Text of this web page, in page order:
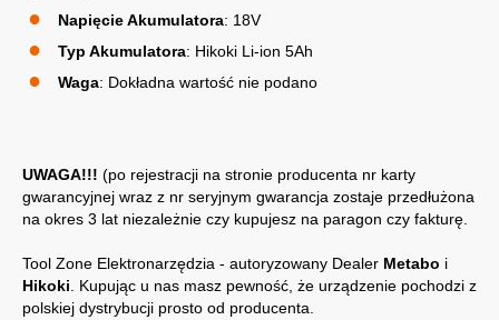
Napięcie Akumulatora: 18V
Typ Akumulatora: Hikoki Li-ion 5Ah
Waga: Dokładna wartość nie podano
UWAGA!!! (po rejestracji na stronie producenta nr karty
gwarancyjnej wraz z nr seryjnym gwarancja zostaje przedłużona
na okres 3 lat niezależnie czy kupujesz na paragon czy fakturę.
Tool Zone Elektronarzędzia - autoryzowany Dealer Metabo i
Hikoki. Kupując u nas masz pewność, że urządzenie pochodzi z
polskiej dystrybucji prosto od producenta.